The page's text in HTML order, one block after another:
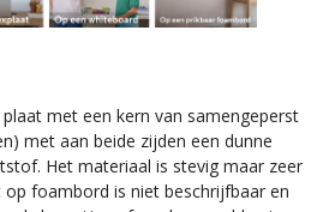
met een kern van samengeperst
met aan beide zijden een dunne
Het materiaal is stevig maar zeer
op foambord is niet beschrijfbaar en